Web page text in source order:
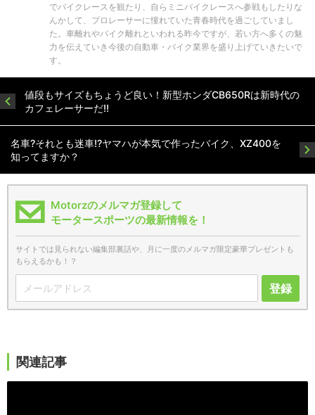
でバイクレースを観たり、自らミニバイクレースへ参戦もしたりな
んかして、プロレーサーに憧れていた青春時代を過ごしていまし
た。車離れやバイク離れといわれる昨今ですが、若い方へ多くの魅
力を伝えていき今後の自動車・バイク業界を盛り上げていきたいで
す。
値段もサイズもちょうど良い！新型ホンダCB650Rは新時代の
カフェレーサーだ!!
名車?それとも迷車!?ヤマハが本気で作ったバイク、XZ400を
知ってますか？
Motorzのメルマガ登録して
モータースポーツの最新情報を！
サイトでは見られない編集部裏話や、月に一度のメルマガ限定豪華プレゼントも
もらえるかも！？
登録
関連記事